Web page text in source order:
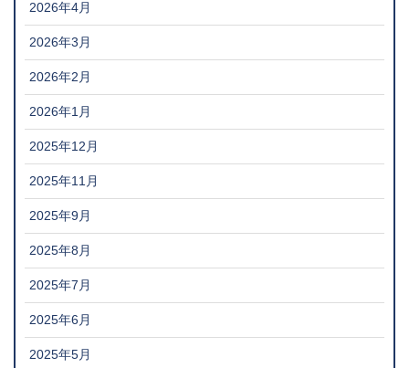
2026年4月
2026年3月
2026年2月
2026年1月
2025年12月
2025年11月
2025年9月
2025年8月
2025年7月
2025年6月
2025年5月